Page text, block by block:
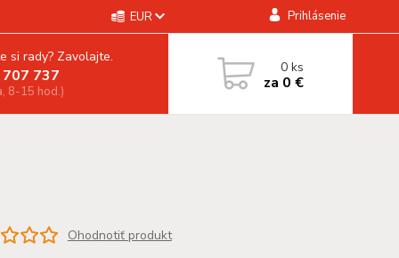
EUR Prihlásenie
si rady? Zavolajte.
737
8-15 hod.)
0ks
za 0 €
Ohodnotiť produkt